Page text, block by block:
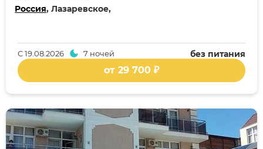
Россия, Лазаревское,
без питания
С19.08.2026 7 ночей
от 29 700 ₽